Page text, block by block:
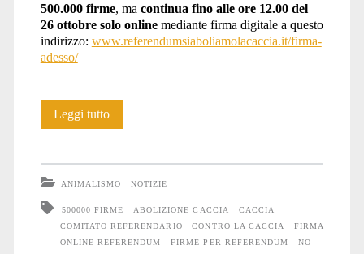
500.000 firme, ma continua fino alle ore 12.00 del
26 ottobre solo onlinemediante firma digitale a questo
indirizzo: www.referendumsiaboliamolacaccia.it/firma-
adesso/
Leggi tuttoRaccolta
la
ANIMALISMO NOTIZIE
500000 FIRME ABOLIZIONE CACCIA
CACCIA
COMITATO REFERENDARIO
CONTRO LA CACCIA
FIRMA
ONLINE REFERENDUM
FIRME PER REFERENDUM
NO